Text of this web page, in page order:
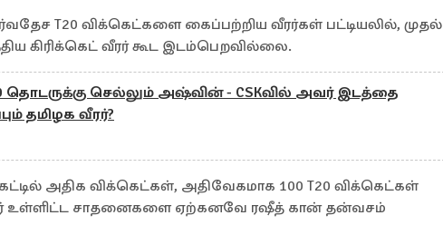
T20 விக்கெட்களை கைப்பற்றிய வீரர்கள் பட்டியலில், முதல்
கிரிக்கெட் வீரர் கூட இடம்பெறவில்லை.
தொடருக்கு செல்லும் அஷ்வின் - CSKவில் அவர் இடத்தை
தமிழக வீரர்?
அதிக விக்கெட்கள், அதிவேகமாக 100 T20 விக்கெட்கள்
உள்ளிட்ட சாதனைகளை ஏற்கனவே ரஷீத் கான் தன்வசம்